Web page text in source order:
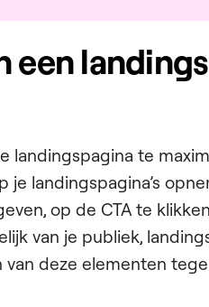
een
landingspagina te
landingspagina’s
op de CTA te
van je publiek,
deze elementen